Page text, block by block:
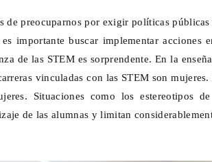
de preocuparnos por exigir políticas
es importante buscar implementar
de las STEM es sorprendente. En la
vinculadas con las STEM son
Situaciones como los estereotipos
de las alumnas y limitan